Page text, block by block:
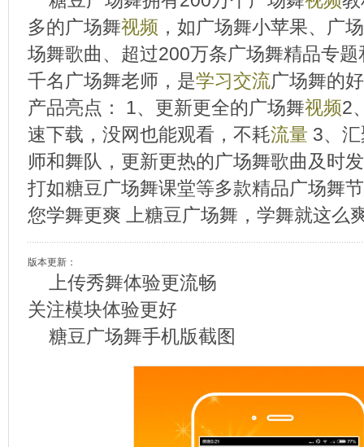
多的广场舞视频 ，如广场舞小苹果、广
场舞歌曲、超过200万条广场舞精品专题
千名广场舞老师，是学习交流广场舞的
产品亮点： 1、更新更全的广场舞视频2
速下载，没网也能观看，不耗流量 3、
师和舞队，更新更热的广场舞歌曲及时
打如糖豆广场舞课堂等多款精品广场舞
您学舞更爽 上糖豆广场舞，学舞就这么
版本更新：
上传秀舞体验更流畅
关注模块体验更好
糖豆广场舞手机版截图